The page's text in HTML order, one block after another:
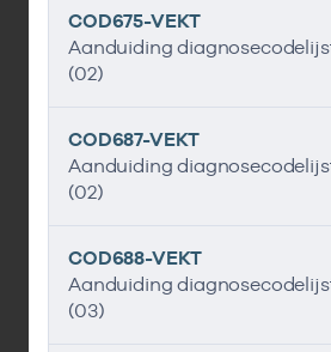
COD675-VEKT
Aanduiding
(02)
COD687-VEKT
Aanduiding
(02)
COD688-VEKT
Aanduiding
(03)